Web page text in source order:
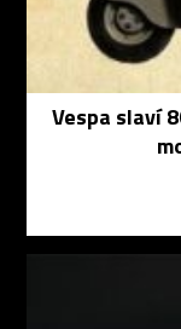
Vespa slaví